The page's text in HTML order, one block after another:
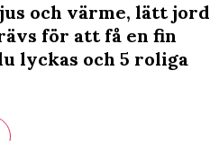
och värme, lätt jord
för att få en fin
lyckas och 5 roliga